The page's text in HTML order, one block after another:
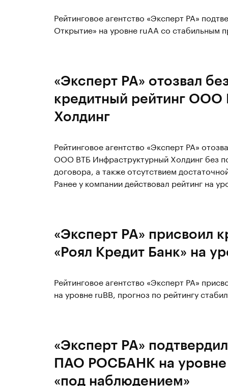
Рейтинговое агентство «Эксперт РА»
Открытие» на уровне ruАА со стабильным
«Эксперт РА» отозвал
кредитный рейтинг
Холдинг
Рейтинговое агентство «Эксперт РА»
ООО ВТБ Инфраструктурный Холдинг без
договора, а также отсутствием
Ранее у компании действовал рейтинг на
«Эксперт РА» присвоил
«Роял Кредит Банк» на
Рейтинговое агентство «Эксперт РА»
на уровне ruBB, прогноз по рейтингу
«Эксперт РА»
ПАО РОСБАНК на уровне
«под наблюдением»